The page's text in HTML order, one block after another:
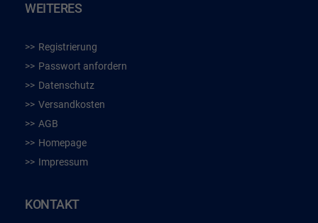
WEITERES
Registrierung
Passwort anfordern
Datenschutz
Versandkosten
AGB
Homepage
Impressum
KONTAKT